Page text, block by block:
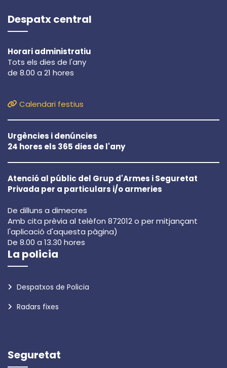
Despatx central
Horari administratiu
Tots els dies de l'any
de 8.00 a 21 hores
Calendari festius
Urgències i denúncies
24 hores els 365 dies de l'any
Atenció al públic del Grup d'Armes i Seguretat
Privada per a particulars i/o armeries
De dilluns a dimecres
Amb cita prèvia al telèfon 872012 o per mitjançant
l'aplicació d'aquesta pàgina)
De 8.00 a 13.30 hores
La policia
Despatxos de Policia
Radars fixes
Seguretat